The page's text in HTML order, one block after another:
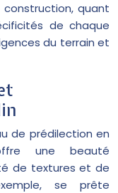
construction, quant
de chaque
du terrain et
de prédilection en
une beauté
de textures et de
se prête